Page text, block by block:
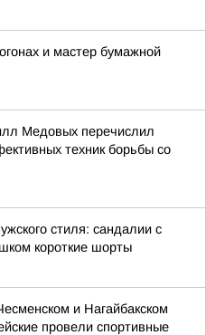
и мастер бумажной
Медовых перечислил
техник борьбы со
стиля: сандалии с
короткие шорты
и Нагайбакском
провели спортивные